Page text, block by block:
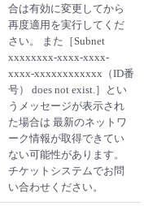
合は有効に変更してから
再度適用を実行してくだ
さい。 また［Subnet
xxxxxxxx-xxxx-xxxx-
xxxx-xxxxxxxxxxxx（ID番
号） does not exist.］とい
うメッセージが表示され
た場合は 最新のネットワ
ーク情報が取得できてい
ない可能性があります。
チケットシステムでお問
い合わせください。